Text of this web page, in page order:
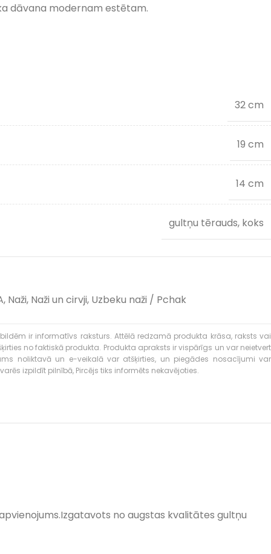
dāvana modernam estētam.
32 cm
19 cm
14 cm
gultņu tērauds, koks
, Naži, Naži un cirvji, Uzbeku naži / Pchak
ir informatīvs raksturs. Attēlā redzamā produkta krāsa, raksts vai
no faktiskā produkta. Produkta apraksts ir vispārīgs un var neietvert
noliktavā un e-veikalā var atšķirties, un piegādes nosacījumi var
izpildīt pilnībā, Pircējs tiks informēts nekavējoties.
no augstas kvalitātes gultņu